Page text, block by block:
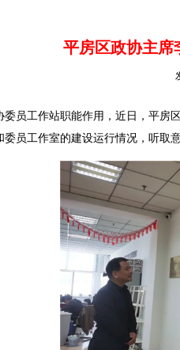
平房区政协主席
工作站职能作用，近日，平房
委员工作室的建设运行情况，听取